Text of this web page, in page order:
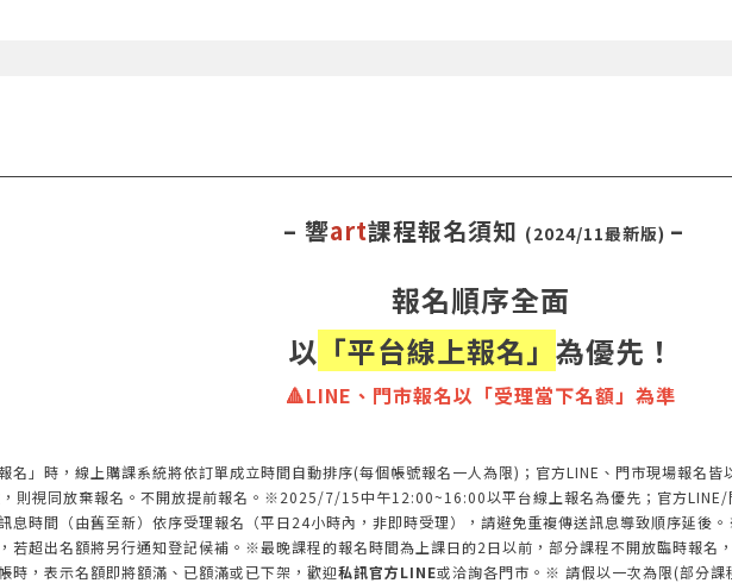
– 響art課程報名須知 (2024/11最新版) –
報名順序全面
以 「平台線上報名」 為優先！
🔺LINE、門市報名以「受理當下名額」為準
名」時，線上購課系統將依訂單成立時間自動排序(每個帳號報名一人為限)；官方LINE、門市現場報名皆
則視同放棄報名。不開放提前報名。※2025/7/15中午12:00~16:00以平台線上報名為優先；官方
息時間（由舊至新）依序受理報名（平日24小時內，非即時受理），請避免重複傳送訊息導致順序延後
若超出名額將另行通知登記候補。※最晚課程的報名時間為上課日的2日以前，部分課程不開放臨時報名
時，表示名額即將額滿、已額滿或已下架，歡迎私訊官方LINE或洽詢各門市。※ 請假以一次為限(部分課